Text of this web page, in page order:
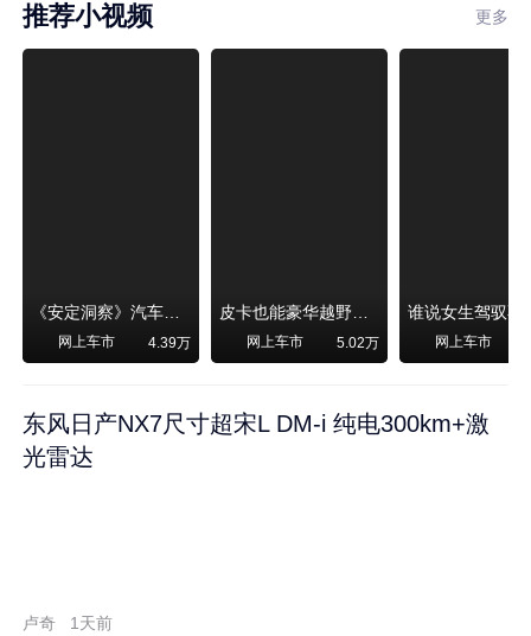
推荐小视频 更多
《安定洞察》汽车烧不烧油，和石油安全无关！
网上车市 4.39万
皮卡也能豪华越野！纵横F700上市，限时卖29.99万起
网上车市 5.02万 网上车市
东风日产NX7尺寸超宋L DM-i 纯电300km+激
光雷达
卢奇 1天前